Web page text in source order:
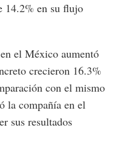
14.2% en su flujo
el México aumentó
crecieron 16.3%
con el mismo
la compañía en el
sus resultados